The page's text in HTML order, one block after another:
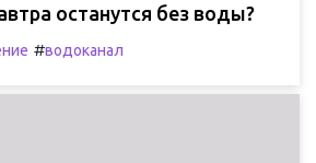
останутся без воды?
#водоканал